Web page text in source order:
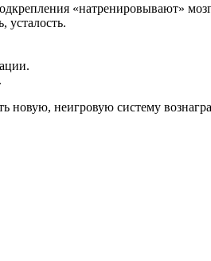
«натренировывают»
усталость.
новую, неигровую систему